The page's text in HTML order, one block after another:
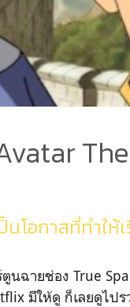
โอกาสที่ทำให้
นฉายช่อง True
มีให้ดู ก็เลยดูไปร